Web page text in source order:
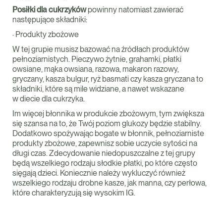
Posiłki dla cukrzykówpowinny natomiast zawierać
następujące składniki:
· Produkty zbożowe
W tej grupie musisz bazować na źródłach produktów
pełnoziarnistych. Pieczywo żytnie, grahamki, płatki
owsiane, mąka owsiana, razowa, makaron razowy,
gryczany, kasza bulgur, ryż basmati czy kasza gryczana to
składniki, które są mile widziane, a nawet wskazane
w diecie dla cukrzyka.
Im więcej błonnika w produkcie zbożowym, tym zwiększa
się szansa na to, że Twój poziom glukozy będzie stabilny.
Dodatkowo spożywając bogate w błonnik, pełnoziarniste
produkty zbożowe, zapewnisz sobie uczycie sytości na
długi czas. Zdecydowanie niedopuszczalne z tej grupy
będą wszelkiego rodzaju słodkie płatki, po które często
sięgają dzieci. Koniecznie należy wykluczyć również
wszelkiego rodzaju drobne kasze, jak manna, czy perłowa,
które charakteryzują się wysokim IG.